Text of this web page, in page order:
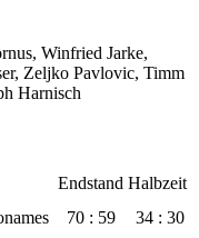
Winfried Jarke,
Zeljko Pavlovic, Timm
Harnisch
Endstand Halbzeit
70 : 59
34 : 30